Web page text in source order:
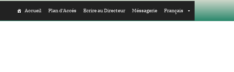
Accueil Plan d’Accés Ecrire au Directeur Méssagerie Français